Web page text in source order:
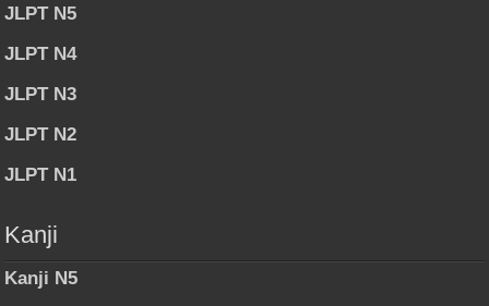
JLPT N5
JLPT N4
JLPT N3
JLPT N2
JLPT N1
Kanji
Kanji N5